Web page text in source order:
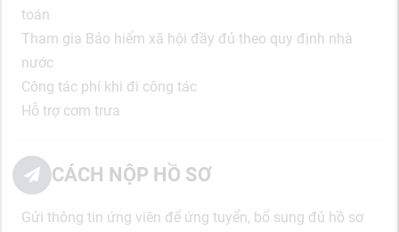
toán
Tham gia Bảo hiểm xã hội đầy đủ theo quy định nhà
nước
Công tác phí khi đi công tác
Hỗ trợ cơm trưa
CÁCH NỘP HỒ SƠ
Gửi thông tin ứng viên để ứng tuyển, bổ sung đủ hồ sơ